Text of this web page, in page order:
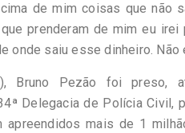
de mim coisas que
prenderam de mim eu
onde saiu esse dinheiro. Não
Bruno Pezão foi preso,
Delegacia de Polícia
apreendidos mais de 1